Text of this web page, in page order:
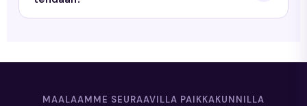
MAALAAMME SEURAAVILLA PAIKKAKUNNILLA